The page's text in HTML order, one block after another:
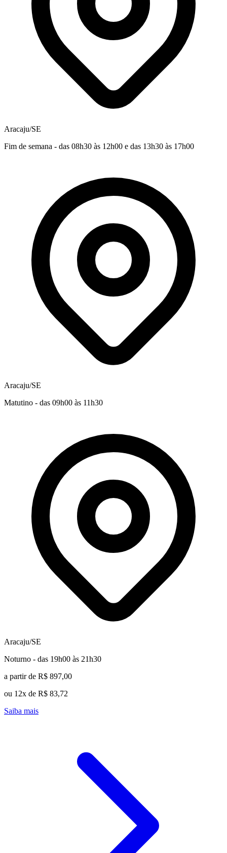
Aracaju/SE
Fim de semana - das 08h30 às 12h00 e das 13h30 às 17h00
Aracaju/SE
Matutino - das 09h00 às 11h30
Aracaju/SE
Noturno - das 19h00 às 21h30
a partir de R$ 897,00
ou 12x de R$ 83,72
Saiba mais